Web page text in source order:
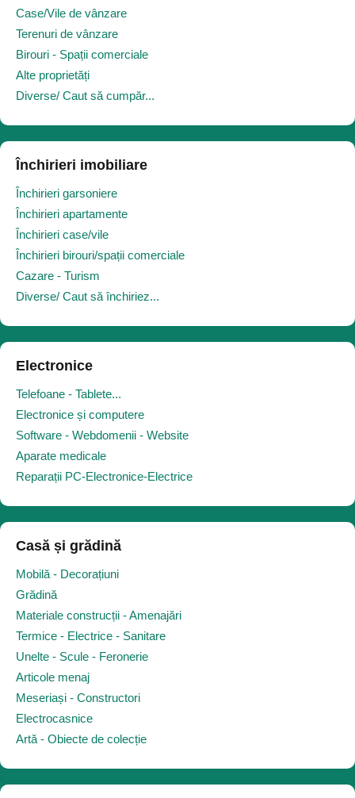
Case/Vile de vânzare
Terenuri de vânzare
Birouri - Spații comerciale
Alte proprietăți
Diverse/ Caut să cumpăr...
Închirieri imobiliare
Închirieri garsoniere
Închirieri apartamente
Închirieri case/vile
Închirieri birouri/spații comerciale
Cazare - Turism
Diverse/ Caut să închiriez...
Electronice
Telefoane - Tablete...
Electronice și computere
Software - Webdomenii - Website
Aparate medicale
Reparații PC-Electronice-Electrice
Casă și grădină
Mobilă - Decorațiuni
Grădină
Materiale construcții - Amenajări
Termice - Electrice - Sanitare
Unelte - Scule - Feronerie
Articole menaj
Meseriași - Constructori
Electrocasnice
Artă - Obiecte de colecție